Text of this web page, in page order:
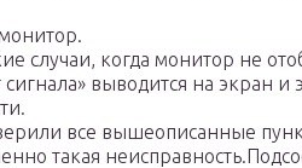
случаи, когда монитор не
сигнала» выводится на экран и
все вышеописанные
такая